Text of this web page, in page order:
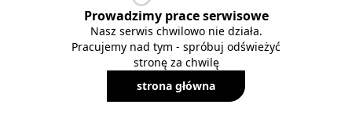
Prowadzimy prace serwisowe
Nasz serwis chwilowo nie działa.
Pracujemy nad tym - spróbuj odświeżyć
stronę za chwilę
strona główna